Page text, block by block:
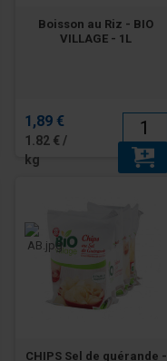
Boisson au Riz - BIO
VILLAGE - 1L
1,89 €
1.82 € /
kg
CHIPS Sel de guérande -